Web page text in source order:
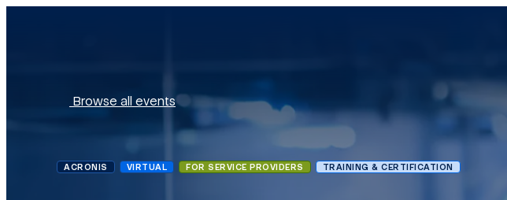
Browse all events
ACRONIS VIRTUAL FOR SERVICE PROVIDERS TRAINING & CERTIFICATION